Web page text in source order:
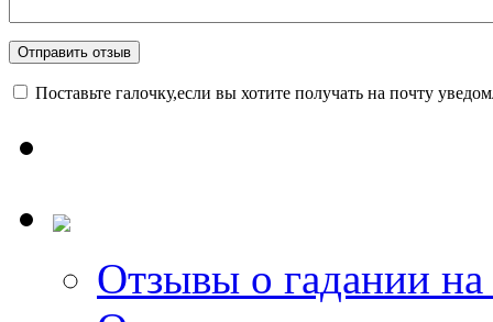
Поставьте галочку,если вы хотите получать на почту
Отзывы о гадании на